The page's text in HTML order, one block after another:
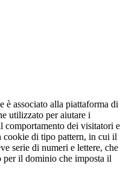
è associato alla piattaforma di
utilizzato per aiutare i
comportamento dei visitatori e
cookie di tipo pattern, in cui il
serie di numeri e lettere, che
il dominio che imposta il